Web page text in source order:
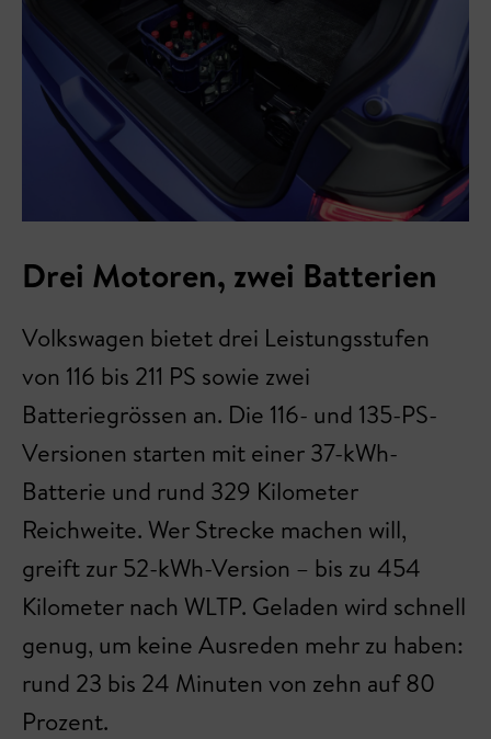
Drei Motoren, zwei Batterien
Volkswagen bietet drei Leistungsstufen
von 116 bis 211 PS sowie zwei
Batteriegrössen an. Die 116- und 135-PS-
Versionen starten mit einer 37-kWh-
Batterie und rund 329 Kilometer
Reichweite. Wer Strecke machen will,
greift zur 52-kWh-Version – bis zu 454
Kilometer nach WLTP. Geladen wird schnell
genug, um keine Ausreden mehr zu haben:
rund 23 bis 24 Minuten von zehn auf 80
Prozent.